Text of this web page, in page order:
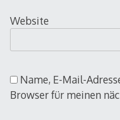
Website
Name, E-Mail-
Browser für meinen